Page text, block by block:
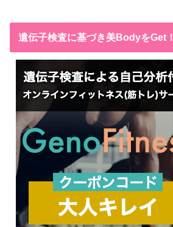
遺伝子検査に基づき美BodyをGet！